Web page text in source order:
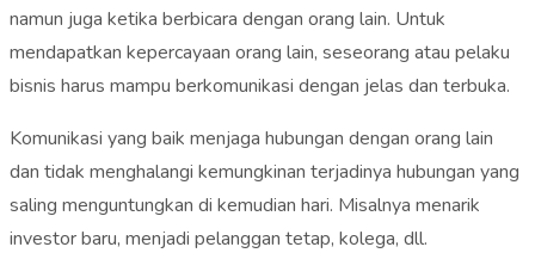
namun juga ketika berbicara dengan orang lain. Untuk
mendapatkan kepercayaan orang lain, seseorang atau pelaku
bisnis harus mampu berkomunikasi dengan jelas dan terbuka.
Komunikasi yang baik menjaga hubungan dengan orang lain
dan tidak menghalangi kemungkinan terjadinya hubungan yang
saling menguntungkan di kemudian hari. Misalnya menarik
investor baru, menjadi pelanggan tetap, kolega, dll.